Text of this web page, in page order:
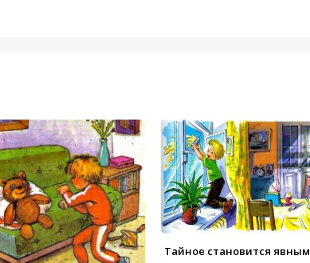
Тайное становится явным